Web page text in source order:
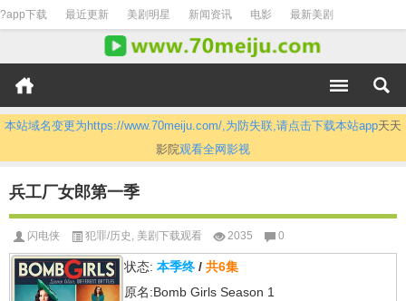
?app下载 最近更新 美剧明星 新闻资讯 电影 最新美剧
本站域名变更为https://www.70meiju.com/,为防失联,请点击下载本站app天天
影院观看全网影视
兵工厂女郎第一季
闪电侠 犯罪/历史 , 美剧下载观看 2035 0
状态: 本季终/ 共6集
原名:Bomb Girls Season 1